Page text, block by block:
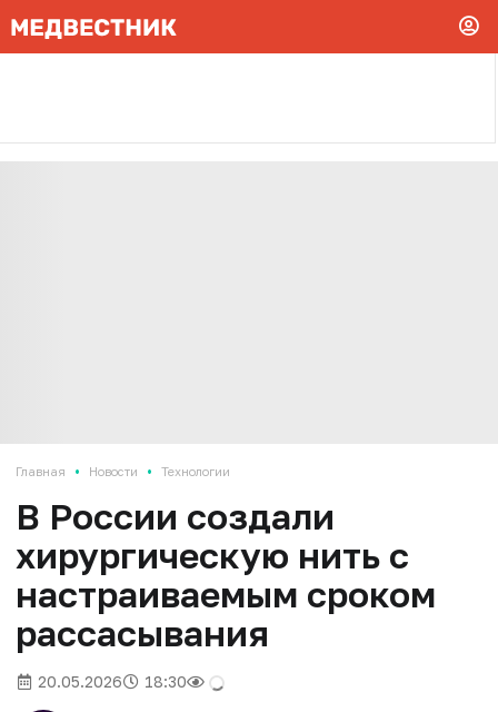
Главная • Новости • Технологии
В России создали
хирургическую нить с
настраиваемым сроком
рассасывания
20.05.2026 18:30